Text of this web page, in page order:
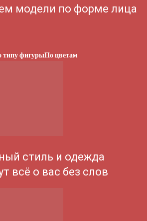
модели по форме лица
типу фигурыПо цветам
стиль и одежда
всё о вас без слов